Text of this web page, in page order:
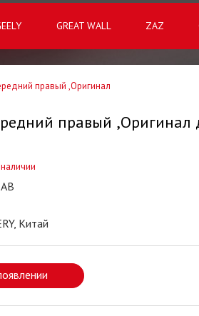
GREAT WALL ZAZ
правый ,Оригинал
правый ,Оригинал
Китай